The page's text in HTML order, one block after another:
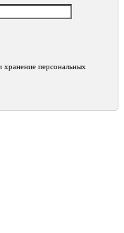
хранение персональных